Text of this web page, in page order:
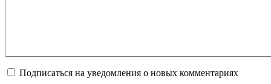
Подписаться на уведомления о новых комментариях